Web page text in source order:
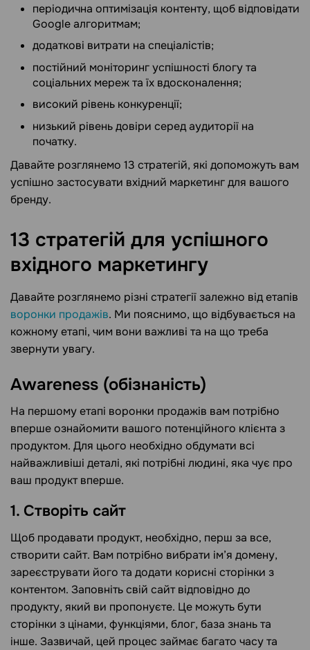
періодична оптимізація контенту, щоб відповідати
Google алгоритмам;
додаткові витрати на спеціалістів;
постійний моніторинг успішності блогу та
соціальних мереж та їх вдосконалення;
високий рівень конкуренції;
низький рівень довіри серед аудиторії на
початку.
Давайте розглянемо 13 стратегій, які допоможуть вам
успішно застосувати вхідний маркетинг для вашого
бренду.
13 стратегій для успішного
вхідного маркетингу
Давайте розглянемо різні стратегії залежно від етапів
воронки продажів. Ми пояснимо, що відбувається на
кожному етапі, чим вони важливі та на що треба
звернути увагу.
Awareness (обізнаність)
На першому етапі воронки продажів вам потрібно
вперше ознайомити вашого потенційного клієнта з
продуктом. Для цього необхідно обдумати всі
найважливіші деталі, які потрібні людині, яка чує про
ваш продукт вперше.
1. Створіть сайт
Щоб продавати продукт, необхідно, перш за все,
створити сайт. Вам потрібно вибрати ім’я домену,
зареєструвати його та додати корисні сторінки з
контентом. Заповніть свій сайт відповідно до
продукту, який ви пропонуєте. Це можуть бути
сторінки з цінами, функціями, блог, база знань та
інше. Зазвичай, цей процес займає багато часу та